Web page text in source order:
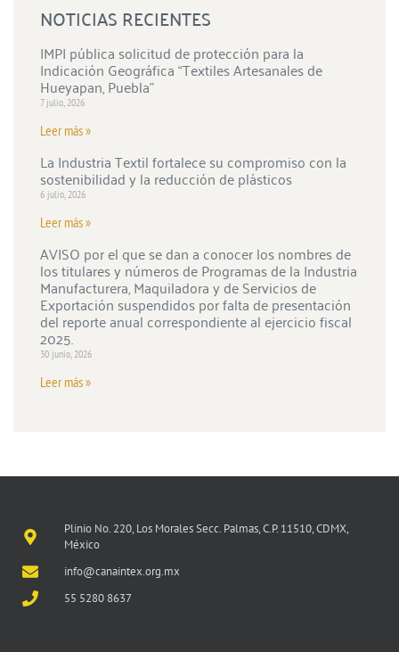
NOTICIAS RECIENTES
IMPI pública solicitud de protección para la
Indicación Geográfica “Textiles Artesanales de
Hueyapan, Puebla”
7 julio, 2026
Leer más »
La Industria Textil fortalece su compromiso con la
sostenibilidad y la reducción de plásticos
6 julio, 2026
Leer más »
AVISO por el que se dan a conocer los nombres de
los titulares y números de Programas de la Industria
Manufacturera, Maquiladora y de Servicios de
Exportación suspendidos por falta de presentación
del reporte anual correspondiente al ejercicio fiscal
2025.
30 junio, 2026
Leer más »
Plinio No. 220, Los Morales Secc. Palmas, C.P. 11510, CDMX,
México
info@canaintex.org.mx
55 5280 8637